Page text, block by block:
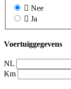
Nee
Ja
Voertuiggegevens
NL
Km